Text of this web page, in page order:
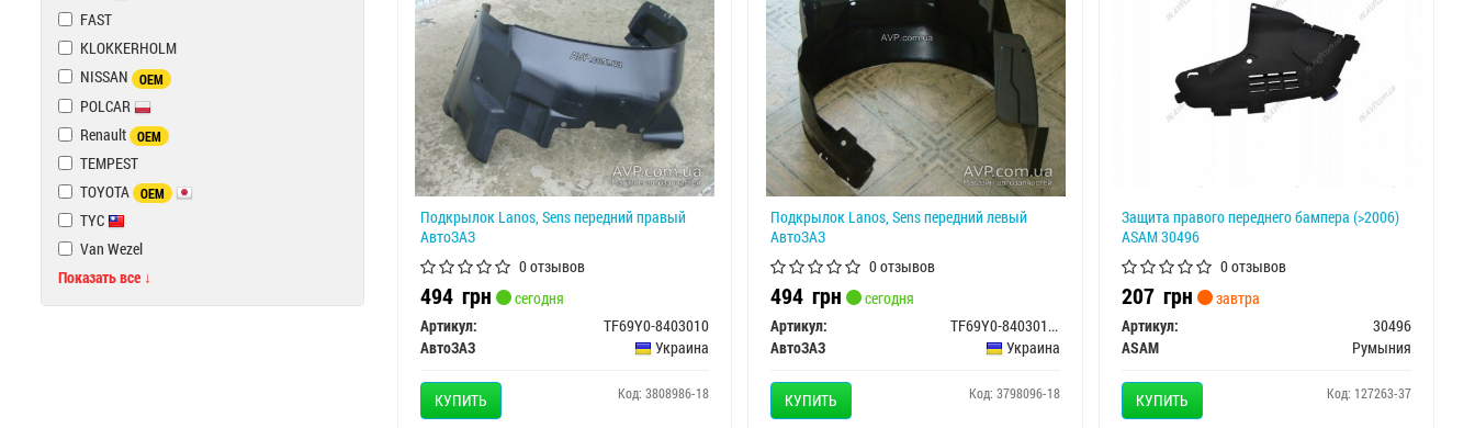
FAST
KLOKKERHOLM
NISSAN
OEM
POLCAR
Renault
OEM
TEMPEST
TOYOTA
OEM
TYC
Van Wezel
Показать все ↓
Подкрылок Lanos, Sens передний правый
АвтоЗАЗ
0 отзывов
494 грн
сегодня
Артикул:
TF69Y0-8403010
АвтоЗАЗ
Украина
КУПИТЬ Код: 3808986-18
Подкрылок Lanos, Sens передний левый
АвтоЗАЗ
0 отзывов
494грн
сегодня
Артикул:
TF69Y0-8403011/96242551
АвтоЗАЗ
Украина
КУПИТЬ Код: 3798096-18
Защита правого переднего бампера (>2006)
ASAM 30496
0 отзывов
207грн
завтра
Артикул:
30496
ASAM
Румыния
КУПИТЬ Код: 127263-37